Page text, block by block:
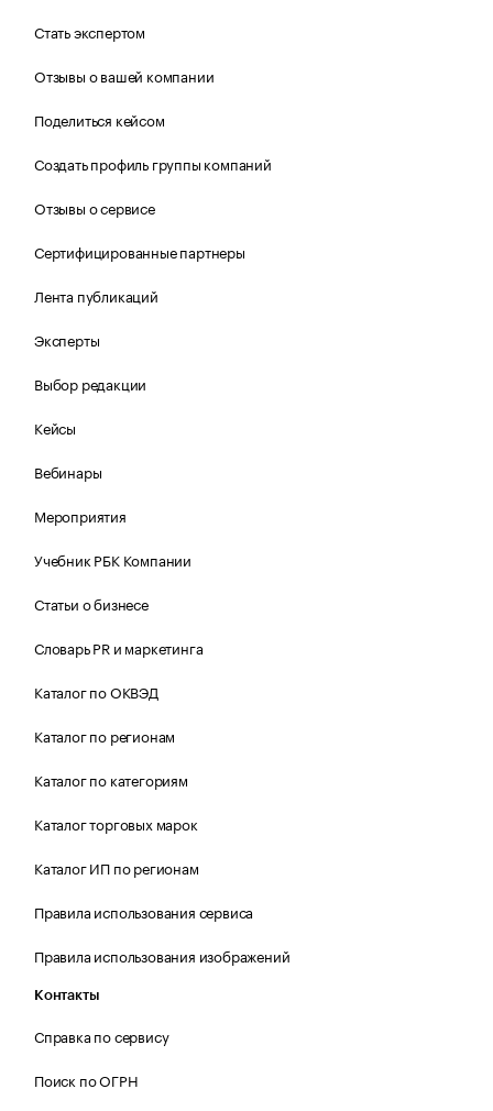
Стать экспертом
Отзывы о вашей компании
Поделиться кейсом
Создать профиль группы компаний
Отзывы о сервисе
Сертифицированные партнеры
Лента публикаций
Эксперты
Выбор редакции
Кейсы
Вебинары
Мероприятия
Учебник РБК Компании
Статьи о бизнесе
Словарь PR и маркетинга
Каталог по ОКВЭД
Каталог по регионам
Каталог по категориям
Каталог торговых марок
Каталог ИП по регионам
Правила использования сервиса
Правила использования изображений
Контакты
Справка по сервису
Поиск по ОГРН